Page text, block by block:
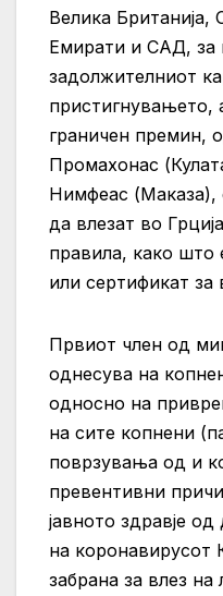
Велика
Емирати и САД, за
задолжителниот
пристигнувањето,
граничен премин,
Промахонас
Нимфеас (Маказа),
да влезат во
правила, како што
или сертификат за
Првиот член од
однесува на
односно на
на сите копнени
поврзувања од и
превентивни
јавното здравје
на коронавирусот
забрана за влез